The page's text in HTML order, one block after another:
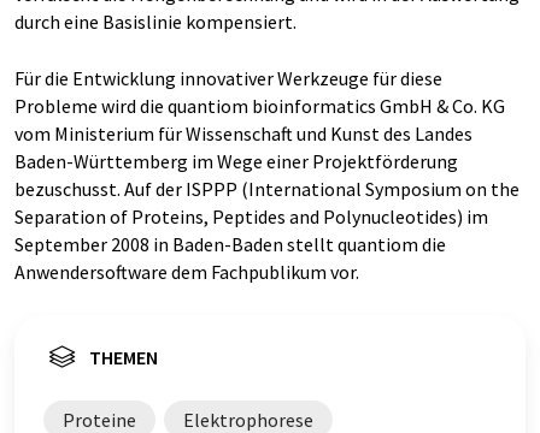
durch eine Basislinie kompensiert.
Für die Entwicklung innovativer Werkzeuge für diese
Probleme wird die quantiom bioinformatics GmbH & Co. KG
vom Ministerium für Wissenschaft und Kunst des Landes
Baden-Württemberg im Wege einer Projektförderung
bezuschusst. Auf der ISPPP (International Symposium on the
Separation of Proteins, Peptides and Polynucleotides) im
September 2008 in Baden-Baden stellt quantiom die
Anwendersoftware dem Fachpublikum vor.
THEMEN
Proteine Elektrophorese